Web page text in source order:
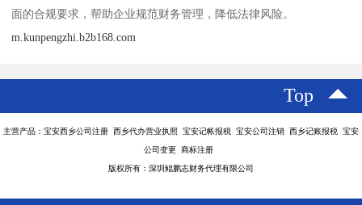
面的合规要求，帮助企业规范财务管理，降低法律风险。
m.kunpengzhi.b2b168.com
Top
主营产品：宝安西乡公司注册 西乡代办营业执照 宝安记帐报税 宝安公司注销 西乡记账报税 宝安
公司变更 商标注册
版权所有：深圳鲲鹏志财务代理有限公司